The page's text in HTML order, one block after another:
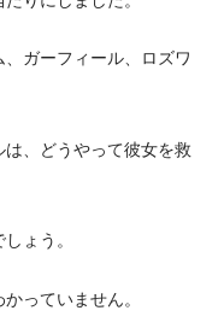
ガーフィール、ロズワ
、どうやって彼女を救
ょう。
っていません。